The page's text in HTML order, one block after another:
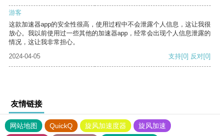
游客
这款加速器app的安全性很高，使用过程中不会泄露个人信息，这让我很
放心。我以前使用过一些其他的加速器app，经常会出现个人信息泄露的
情况，这让我非常担心。
2024-04-05
支持[0] 反对[0]
友情链接
网站地图 QuickQ 旋风加速度器
旋风加速